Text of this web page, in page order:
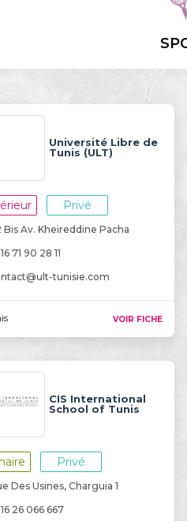
Université Libre de
Tunis (ULT)
Privé
Bis Av. Kheireddine Pacha
71 90 28 11
tunisie.com
VOIR FICHE
CIS International
School of Tunis
Privé
Des Usines, Charguia 1
26 066 667